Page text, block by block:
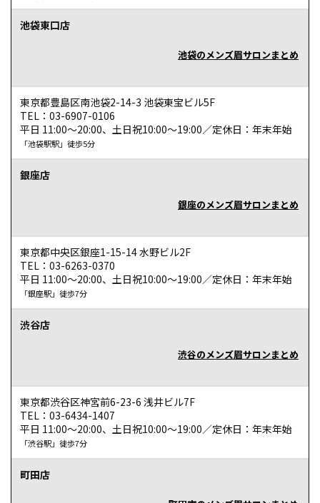
池袋東口店
池袋のメンズ眉サロンまとめ
東京都豊島区南池袋2-14-3 池袋東宝ビル5F
TEL：03-6907-0106
平日 11:00～20:00、土日祝10:00～19:00／定休日：年末年始
「池袋駅駅」徒歩5分
銀座店
銀座のメンズ眉サロンまとめ
東京都中央区銀座1-15-14 水野ビル2F
TEL：03-6263-0370
平日 11:00～20:00、土日祝10:00～19:00／定休日：年末年始
「銀座駅」徒歩7分
渋谷店
渋谷のメンズ眉サロンまとめ
東京都渋谷区神宮前6-23-6 浅井ビル7F
TEL：03-6434-1407
平日 11:00～20:00、土日祝10:00～19:00／定休日：年末年始
「渋谷駅」徒歩7分
町田店